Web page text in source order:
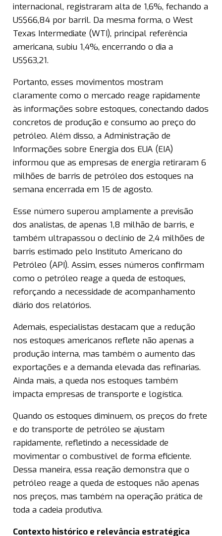
internacional, registraram alta de 1,6%, fechando a
US$66,84 por barril. Da mesma forma, o West
Texas Intermediate (WTI), principal referência
americana, subiu 1,4%, encerrando o dia a
US$63,21.
Portanto, esses movimentos mostram
claramente como o mercado reage rapidamente
às informações sobre estoques, conectando dados
concretos de produção e consumo ao preço do
petróleo. Além disso, a Administração de
Informações sobre Energia dos EUA (EIA)
informou que as empresas de energia retiraram 6
milhões de barris de petróleo dos estoques na
semana encerrada em 15 de agosto.
Esse número superou amplamente a previsão
dos analistas, de apenas 1,8 milhão de barris, e
também ultrapassou o declínio de 2,4 milhões de
barris estimado pelo Instituto Americano do
Petróleo (API). Assim, esses números confirmam
como o petróleo reage a queda de estoques,
reforçando a necessidade de acompanhamento
diário dos relatórios.
Ademais, especialistas destacam que a redução
nos estoques americanos reflete não apenas a
produção interna, mas também o aumento das
exportações e a demanda elevada das refinarias.
Ainda mais, a queda nos estoques também
impacta empresas de transporte e logística.
Quando os estoques diminuem, os preços do frete
e do transporte de petróleo se ajustam
rapidamente, refletindo a necessidade de
movimentar o combustível de forma eficiente.
Dessa maneira, essa reação demonstra que o
petróleo reage a queda de estoques não apenas
nos preços, mas também na operação prática de
toda a cadeia produtiva.
Contexto histórico e relevância estratégica